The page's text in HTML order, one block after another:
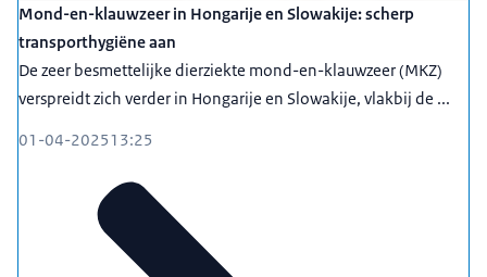
Mond-en-klauwzeer in Hongarije en Slowakije: scherp
transporthygiëne aan
De zeer besmettelijke dierziekte mond-en-klauwzeer (MKZ)
verspreidt zich verder in Hongarije en Slowakije, vlakbij de ...
01-04-202513:25